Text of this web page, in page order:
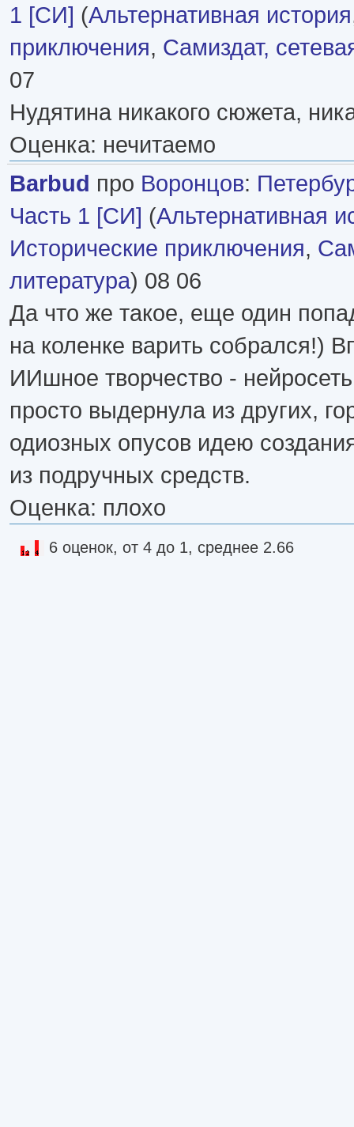
1 [СИ] (Альтернативная история
приключения, Самиздат,
07
Нудятина никакого сюжета,
Оценка: нечитаемо
Barbud про Воронцов:
Часть 1 [СИ] (Альтернативная
Исторические приключения,
литература) 08 06
Да что же такое, еще один
на коленке варить собрался!)
ИИшное творчество -
просто выдернула из других,
одиозных опусов идею
из подручных средств.
Оценка: плохо
6 оценок, от 4 до 1, среднее 2.66